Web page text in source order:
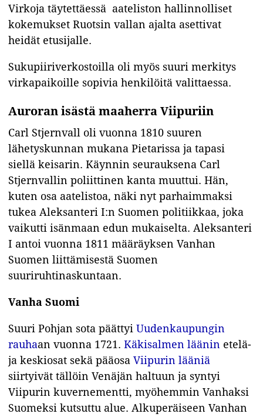
Virkoja täytettäessä aateliston hallinnolliset
kokemukset Ruotsin vallan ajalta asettivat
heidät etusijalle.
Sukupiiriverkostoilla oli myös suuri merkitys
virkapaikoille sopivia henkilöitä valittaessa.
Auroran isästä maaherra Viipuriin
Carl Stjernvall oli vuonna 1810 suuren
lähetyskunnan mukana Pietarissa ja tapasi
siellä keisarin. Käynnin seurauksena Carl
Stjernvallin poliittinen kanta muuttui. Hän,
kuten osa aatelistoa, näki nyt parhaimmaksi
tukea Aleksanteri I:n Suomen politiikkaa, joka
vaikutti isänmaan edun mukaiselta. Aleksanteri
I antoi vuonna 1811 määräyksen Vanhan
Suomen liittämisestä Suomen
suuriruhtinaskuntaan.
Vanha Suomi
Suuri Pohjan sota päättyiUudenkaupungin
rauhaan vuonna 1721.Käkisalmen läänin etelä-
ja keskiosat sekä pääosaViipurin lääniä
siirtyivät tällöin Venäjän haltuun ja syntyi
Viipurin kuvernementti, myöhemmin Vanhaksi
Suomeksi kutsuttu alue. Alkuperäiseen Vanhan